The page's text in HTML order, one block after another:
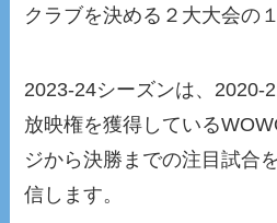
クラブを決める２大大会の
2023-24シーズンは、2020-
放映権を獲得している
ジから決勝までの注目試合
信します。